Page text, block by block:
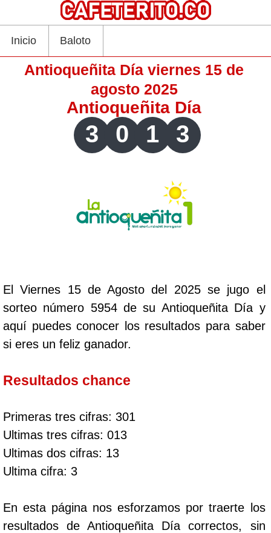
Inicio Baloto
Antioqueñita Día viernes 15 de
agosto 2025
Antioqueñita Día
3 0 1 3
El Viernes 15 de Agosto del 2025 se jugo el
sorteo número 5954 de su Antioqueñita Día y
aquí puedes conocer los resultados para saber
si eres un feliz ganador.
Resultados chance
Primeras tres cifras: 301
Ultimas tres cifras: 013
Ultimas dos cifras: 13
Ultima cifra: 3
En esta página nos esforzamos por traerte los
resultados de Antioqueñita Día correctos, sin